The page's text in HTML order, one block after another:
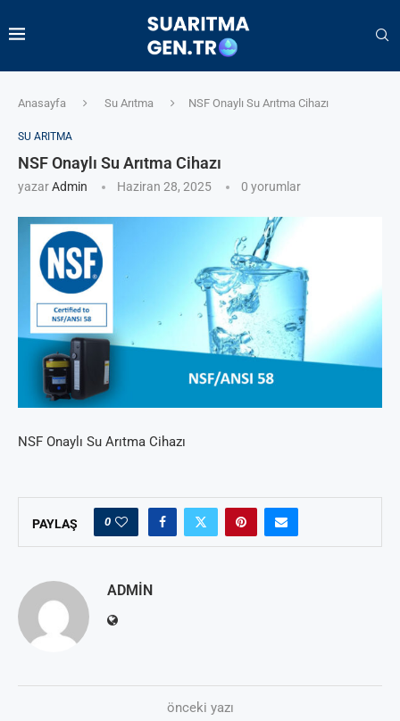
Anasayfa Su Arıtma NSF Onaylı Su Arıtma Cihazı
SU ARITMA
NSF Onaylı Su Arıtma Cihazı
yazarAdmin Haziran 28, 2025 0 yorumlar
NSF Onaylı Su Arıtma Cihazı
PAYLAŞ 0
ADMIN
önceki yazı